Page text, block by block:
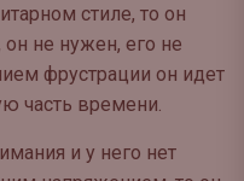
стиле, то он
он не нужен, его не
фрустрации он идет
часть времени.
и у него нет